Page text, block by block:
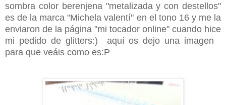
sombra color berenjena "metalizada y con destellos"
es de la marca "Michela valentí" en el tono 16 y me la
enviaron de la página "mi tocador online" cuando hice
mi pedido de glitters:) aquí os dejo una imagen
para que veáis como es:P